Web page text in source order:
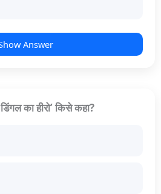
Answer
का हीरो’ किसे कहा?